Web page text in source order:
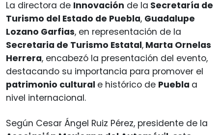
La directora de Innovación de la Secretaría de
Turismo del Estado de Puebla, Guadalupe
Lozano Garfias, en representación de la
Secretaria de Turismo Estatal, Marta Ornelas
Herrera, encabezó la presentación del evento,
destacando su importancia para promover el
patrimonio cultural e histórico de Puebla a
nivel internacional.
Según Cesar Ángel Ruiz Pérez, presidente de la